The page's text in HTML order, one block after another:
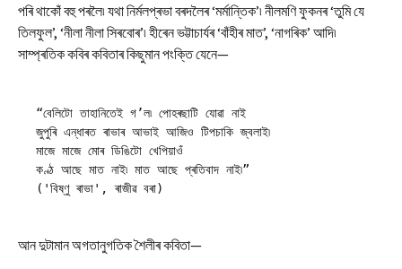
পৰি থাকোঁ বহু পৰলৈ৷ যথা নিৰ্মলপ্ৰভা বৰদলৈৰ ‘মৰ্মান্তিক’৷ নীলমণি ফুকনৰ ‘তুমি যে
তিলফুল’, ‘নীলা নীলা সিৰবোৰ’৷ হীৰেন ভট্টাচাৰ্যৰ ‘বাঁহীৰ মাত’, ‘নাগৰিক’ আদি৷
সাম্প্ৰতিক কবিৰ কবিতাৰ কিছুমান পংক্তি যেনে—
“বেলিটো তাহানিতেই গ’ল৷ পোহৰছাটি যোৱা নাই
জুপুৰি এন্ধাৰত ৰাভাৰ আভাই আজিও টিপচাকি জ্বলাই৷
মাজে মাজে মোৰ ডিঙিটো খেপিয়াওঁ
কণ্ঠ আছে মাত নাই৷ মাত আছে প্ৰতিবাদ নাই৷”
('বিষ্ণু ৰাভা', ৰাজীৱ বৰা)
আন দুটামান অগতানুগতিক শৈলীৰ কবিতা—